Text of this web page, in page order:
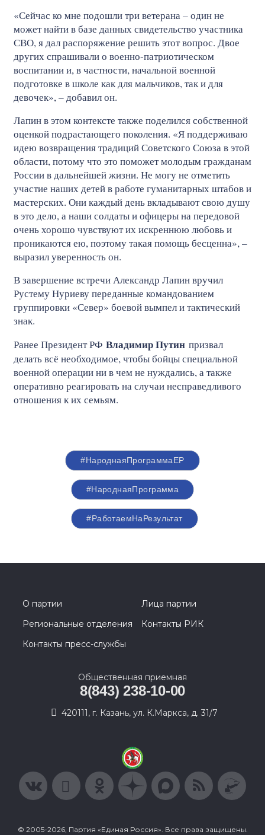
«Сейчас ко мне подошли три ветерана – один не
может найти в базе данных свидетельство участника
СВО, я дал распоряжение решить этот вопрос. Двое
других спрашивали о военно-патриотическом
воспитании и, в частности, начальной военной
подготовке в школе как для мальчиков, так и для
девочек», – добавил он.
Лапин в этом контексте также поделился собственной
оценкой подрастающего поколения. «Я поддерживаю
идею возвращения традиций Советского Союза в этой
области, потому что это поможет молодым гражданам
России в дальнейшей жизни. Не могу не отметить
участие наших детей в работе гуманитарных штабов и
мастерских. Они каждый день вкладывают свою душу
в это дело, а наши солдаты и офицеры на передовой
очень хорошо чувствуют их искреннюю любовь и
проникаются ею, поэтому такая помощь бесценна», –
выразил уверенность он.
В завершение встречи Александр Лапин вручил
Рустему Нуриеву переданные командованием
группировки «Север» боевой вымпел и тактический
знак.
Ранее Президент РФ Владимир Путин призвал
делать всё необходимое, чтобы бойцы специальной
военной операции ни в чем не нуждались, а также
оперативно реагировать на случаи несправедливого
отношения к их семьям.
#НароднаяПрограммаЕР
#НароднаяПрограмма
#РаботаемНаРезультат
О партии
Лица партии
Региональные отделения
Контакты РИК
Контакты пресс-службы
Общественная приемная
8(843) 238-10-00
420111, г. Казань, ул. К.Маркса, д. 31/7
© 2005-2026, Партия «Единая Россия». Все права защищены.